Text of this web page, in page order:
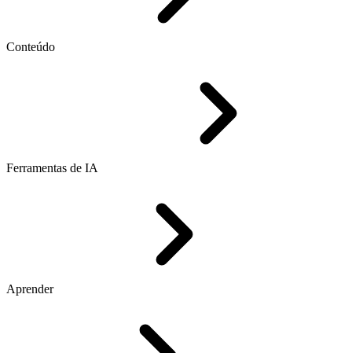
Conteúdo
Ferramentas de IA
Aprender